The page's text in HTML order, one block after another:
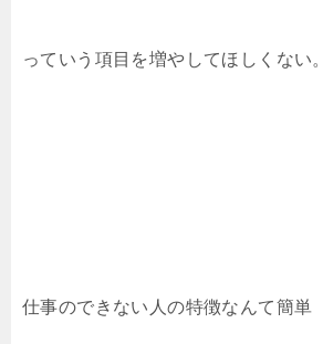
っていう項目を増やしてほしくない。
仕事のできない人の特徴なんて簡単